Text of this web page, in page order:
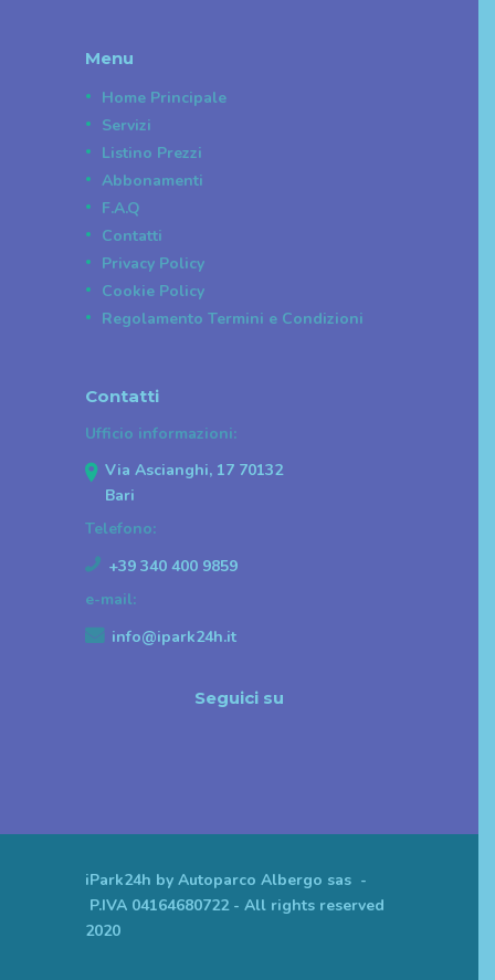
Menu
Home Principale
Servizi
Listino Prezzi
Abbonamenti
F.A.Q
Contatti
Privacy Policy
Cookie Policy
Regolamento Termini e Condizioni
Contatti
Ufficio informazioni:
Via Ascianghi, 17 70132
Bari
Telefono:
+39 340 400 9859
e-mail:
info@ipark24h.it
Seguici su
iPark24h by Autoparco Albergo sas -
P.IVA 04164680722 - All rights reserved
2020